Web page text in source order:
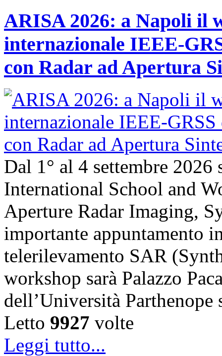
ARISA 2026: a Napoli il
internazionale IEEE-
con Radar ad Apertura
Dal 1° al 4 settembre
International School and
Aperture Radar Imaging,
importante appuntamento
telerilevamento SAR
workshop sarà Palazzo
dell’Università
Letto 9927 volte
Leggi tutto...